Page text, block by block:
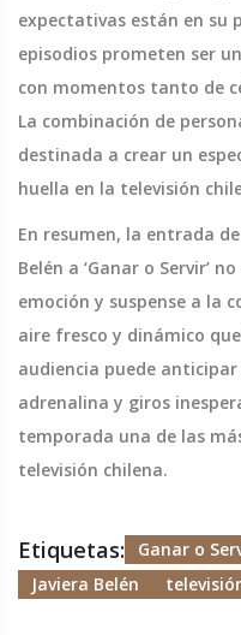
expectativas están en su
episodios prometen ser
con momentos tanto de
La combinación de
destinada a crear un
huella en la televisión
En resumen, la entrada
Belén a ‘Ganar o Servir’
emoción y suspense a la
aire fresco y dinámico
audiencia puede
adrenalina y giros
temporada una de las
televisión chilena.
Etiquetas: Ganar o
Javiera Belén